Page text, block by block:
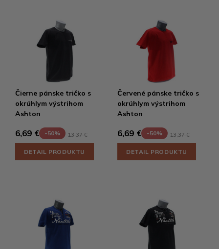
Čierne pánske tričko s
okrúhlym výstrihom
Ashton
6,69 € -50% 13,37 €
DETAIL PRODUKTU
Červené pánske tričko s
okrúhlym výstrihom
Ashton
6,69 € -50% 13,37 €
DETAIL PRODUKTU